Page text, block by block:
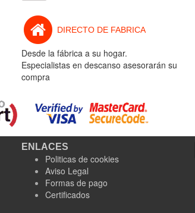
DIRECTO DE FABRICA
Desde la fábrica a su hogar.
Especialistas en descanso asesorarán su
compra
ENLACES
Politicas de cookies
Aviso Legal
Formas de pago
Certificados